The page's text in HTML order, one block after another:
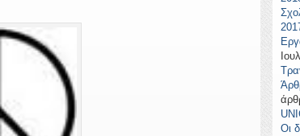
Οι